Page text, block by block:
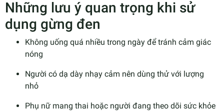
Những lưu ý quan trọng khi sử
dụng gừng đen
Không uống quá nhiều trong ngày để tránh cảm giác
nóng
Người có dạ dày nhạy cảm nên dùng thử với lượng
nhỏ
Phụ nữ mang thai hoặc người đang theo dõi sức khỏe